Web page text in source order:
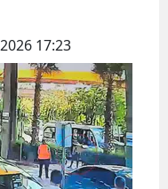
17:23